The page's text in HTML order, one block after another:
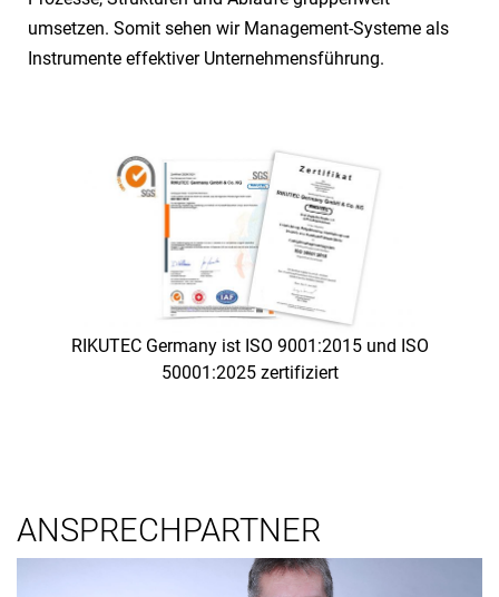
umsetzen. Somit sehen wir Management-Systeme als
Instrumente effektiver Unternehmensführung.
RIKUTEC Germany ist ISO 9001:2015 und ISO
50001:2025 zertifiziert
ANSPRECHPARTNER